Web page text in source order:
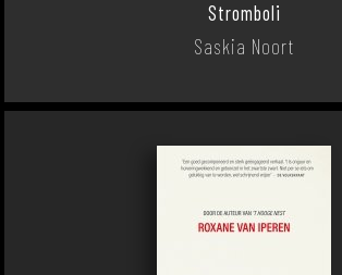
Stromboli
Saskia Noort